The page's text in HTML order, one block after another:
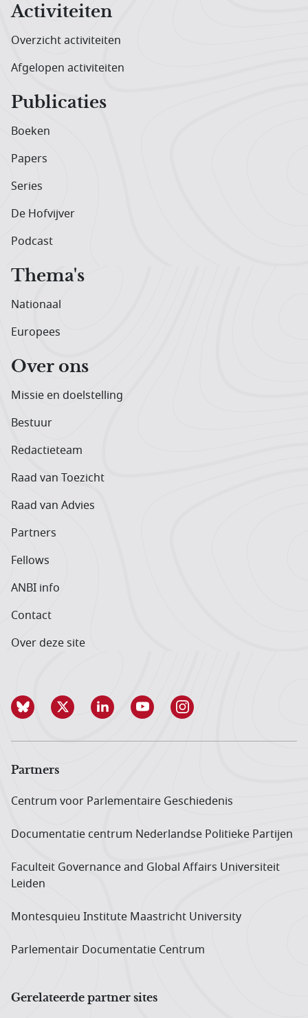
Activiteiten
Overzicht activiteiten
Afgelopen activiteiten
Publicaties
Boeken
Papers
Series
De Hofvijver
Podcast
Thema's
Nationaal
Europees
Over ons
Missie en doelstelling
Bestuur
Redactieteam
Raad van Toezicht
Raad van Advies
Partners
Fellows
ANBI info
Contact
Over deze site
Partners
Centrum voor Parlementaire Geschiedenis
Documentatie centrum Neder­landse Politieke Partijen
Faculteit Governance and Global Affairs Universiteit
Leiden
Montesquieu Institute Maastricht University
Parlementair Documentatie Centrum
Gerelateerde partner sites